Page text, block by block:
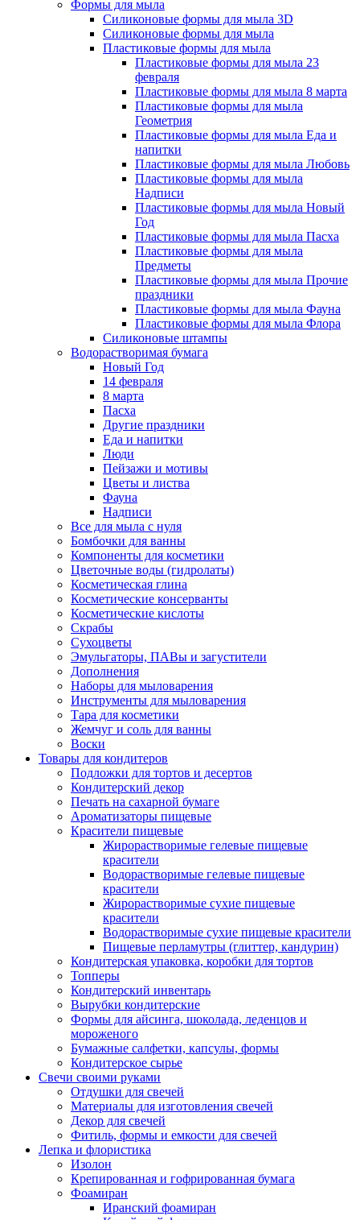
Формы для мыла
Силиконовые формы для мыла 3D
Силиконовые формы для мыла
Пластиковые формы для мыла
Пластиковые формы для мыла 23
февраля
Пластиковые формы для мыла 8 марта
Пластиковые формы для мыла
Геометрия
Пластиковые формы для мыла Еда и
напитки
Пластиковые формы для мыла Любовь
Пластиковые формы для мыла
Надписи
Пластиковые формы для мыла Новый
Год
Пластиковые формы для мыла Пасха
Пластиковые формы для мыла
Предметы
Пластиковые формы для мыла Прочие
праздники
Пластиковые формы для мыла Фауна
Пластиковые формы для мыла Флора
Силиконовые штампы
Водорастворимая бумага
Новый Год
14 февраля
8 марта
Пасха
Другие праздники
Еда и напитки
Люди
Пейзажи и мотивы
Цветы и листва
Фауна
Надписи
Все для мыла с нуля
Бомбочки для ванны
Компоненты для косметики
Цветочные воды (гидролаты)
Косметическая глина
Косметические консерванты
Косметические кислоты
Скрабы
Сухоцветы
Эмульгаторы, ПАВы и загустители
Дополнения
Наборы для мыловарения
Инструменты для мыловарения
Тара для косметики
Жемчуг и соль для ванны
Воски
Товары для кондитеров
Подложки для тортов и десертов
Кондитерский декор
Печать на сахарной бумаге
Ароматизаторы пищевые
Красители пищевые
Жирорастворимые гелевые пищевые
красители
Водорастворимые гелевые пищевые
красители
Жирорастворимые сухие пищевые
красители
Водорастворимые сухие пищевые красители
Пищевые перламутры (глиттер, кандурин)
Кондитерская упаковка, коробки для тортов
Топперы
Кондитерский инвентарь
Вырубки кондитерские
Формы для айсинга, шоколада, леденцов и
мороженого
Бумажные салфетки, капсулы, формы
Кондитерское сырье
Свечи своими руками
Отдушки для свечей
Материалы для изготовления свечей
Декор для свечей
Фитиль, формы и емкости для свечей
Лепка и флористика
Изолон
Крепированная и гофрированная бумага
Фоамиран
Иранский фоамиран